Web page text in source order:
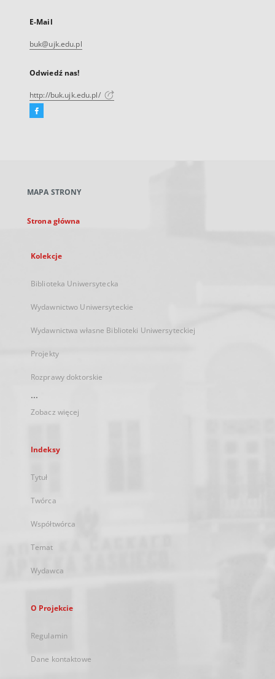
E-Mail
buk@ujk.edu.pl
Odwiedź nas!
http://buk.ujk.edu.pl/
Facebook
karcie
MAPA STRONY
Strona główna
Kolekcje
Biblioteka Uniwersytecka
Wydawnictwo Uniwersyteckie
Wydawnictwa własne Biblioteki Uniwersyteckiej
Projekty
Rozprawy doktorskie
...
Zobacz więcej
Indeksy
Tytuł
Twórca
Współtwórca
Temat
Wydawca
O Projekcie
Regulamin
Dane kontaktowe